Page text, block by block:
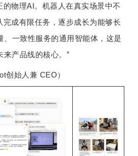
的物理AI。机器 人在真实场景中不
完成有限任务，逐步成长为能够长
、一致性服务的通用智能体 ， 这是
来产品线的核心。”
始人兼 CEO）